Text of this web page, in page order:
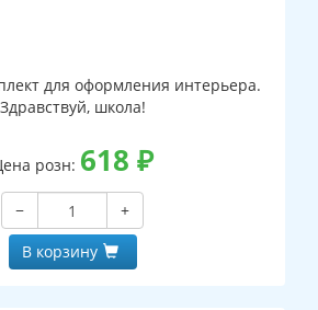
для оформления интерьера.
Здравствуй, школа!
розн: 618 ₽
−
+
В корзину